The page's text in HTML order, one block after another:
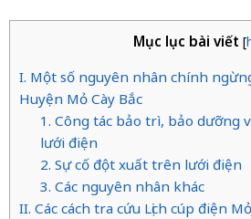
Mục lục bài viết [
I. Một số nguyên nhân chính
Huyện Mỏ Cày Bắc
1. Công tác bảo trì, bảo dưỡng
lưới điện
2. Sự cố đột xuất trên lưới điện
3. Các nguyên nhân khác
II. Các cách tra cứu Lịch cúp điện